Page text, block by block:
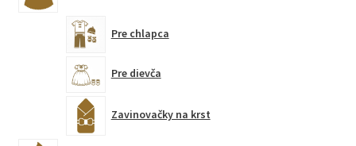
Pre chlapca
Pre dievča
Zavinovačky na krst